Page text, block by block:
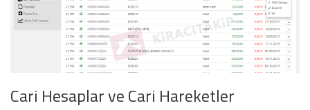
Cari Hesaplar ve Cari Hareketler